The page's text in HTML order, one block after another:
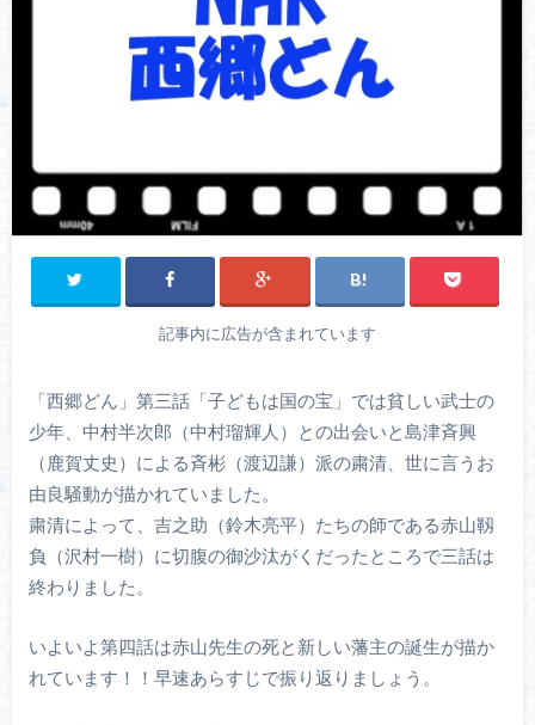
記事内に広告が含まれています
「西郷どん」第三話「子どもは国の宝」では貧しい武士の
少年、中村半次郎（中村瑠輝人）との出会いと島津斉興
（鹿賀丈史）による斉彬（渡辺謙）派の粛清、世に言うお
由良騒動が描かれていました。
粛清によって、吉之助（鈴木亮平）たちの師である赤山靱
負（沢村一樹）に切腹の御沙汰がくだったところで三話は
終わりました。
いよいよ第四話は赤山先生の死と新しい藩主の誕生が描か
れています！！早速あらすじで振り返りましょう。